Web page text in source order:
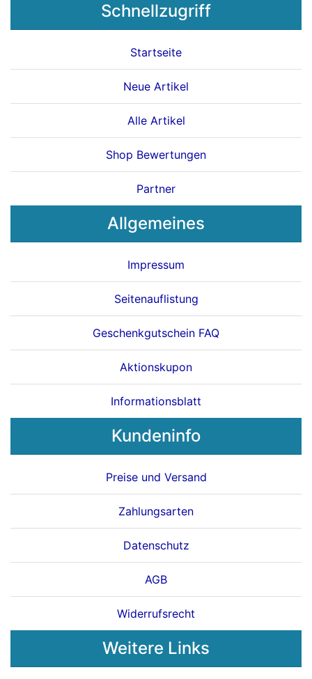
Schnellzugriff
Startseite
Neue Artikel
Alle Artikel
Shop Bewertungen
Partner
Allgemeines
Impressum
Seitenauflistung
Geschenkgutschein FAQ
Aktionskupon
Informationsblatt
Kundeninfo
Preise und Versand
Zahlungsarten
Datenschutz
AGB
Widerrufsrecht
Weitere Links